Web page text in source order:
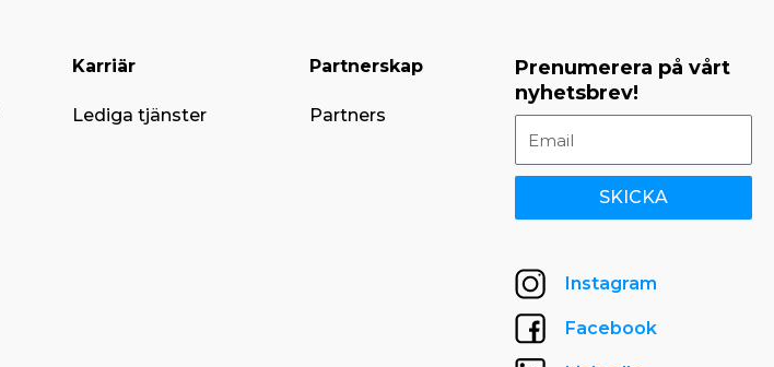
Karriär
Lediga tjänster
Partnerskap
Partners
Prenumerera på vårt
nyhetsbrev!
SKICKA
Instagram
Facebook